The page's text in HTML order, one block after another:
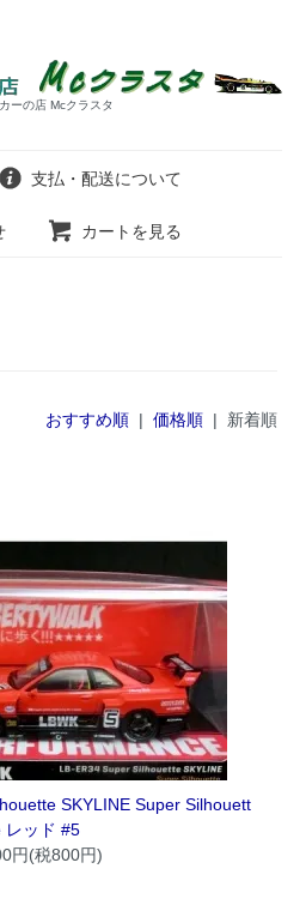
ーの店 Mcクラスタ
支払・配送について
カートを見る
おすすめ順| 価格順| 新着順
SKYLINE Super Silhouett
レッド #5
円(税800円)